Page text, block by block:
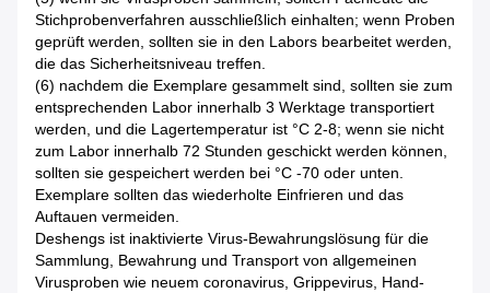
Stichprobenverfahren ausschließlich einhalten; wenn Proben
geprüft werden, sollten sie in den Labors bearbeitet werden,
die das Sicherheitsniveau treffen.
(6) nachdem die Exemplare gesammelt sind, sollten sie zum
entsprechenden Labor innerhalb 3 Werktage transportiert
werden, und die Lagertemperatur ist °C 2-8; wenn sie nicht
zum Labor innerhalb 72 Stunden geschickt werden können,
sollten sie gespeichert werden bei °C -70 oder unten.
Exemplare sollten das wiederholte Einfrieren und das
Auftauen vermeiden.
Deshengs ist inaktivierte Virus-Bewahrungslösung für die
Sammlung, Bewahrung und Transport von allgemeinen
Virusproben wie neuem coronavirus, Grippevirus, Hand-